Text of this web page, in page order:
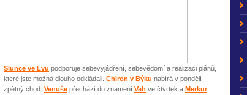
Slunce ve Lvu podporuje sebevyjádření, sebevědomí a realizaci plánů,
které jste možná dlouho odkládali. Chiron v Býku nabírá v pondělí
zpětný chod. Venuše přechází do znamení Vah ve čtvrtek a Merkur